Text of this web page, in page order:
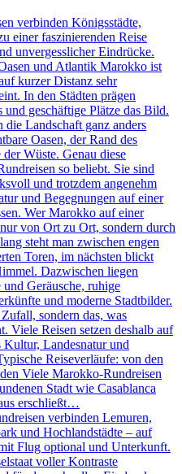
verbinden Königsstädte,
einer faszinierenden Reise
unvergesslicher Eindrücke.
und Atlantik Marokko ist
kurzer Distanz sehr
In den Städten prägen
und geschäftige Plätze das Bild.
die Landschaft ganz anders
Oasen, der Rand des
Wüste. Genau diese
so beliebt. Sie sind
und trotzdem angenehm
und Begegnungen auf einer
Wer Marokko auf einer
von Ort zu Ort, sondern durch
steht man zwischen engen
Toren, im nächsten blickt
Dazwischen liegen
Geräusche, ruhige
und moderne Stadtbilder.
sondern das, was
Viele Reisen setzen deshalb auf
Landesnatur und
Reiseverläufe: von den
Viele Marokko-Rundreisen
Stadt wie Casablanca
erschließt…
verbinden Lemuren,
und Hochlandstädte – auf
Flug optional und Unterkunft.
voller Kontraste